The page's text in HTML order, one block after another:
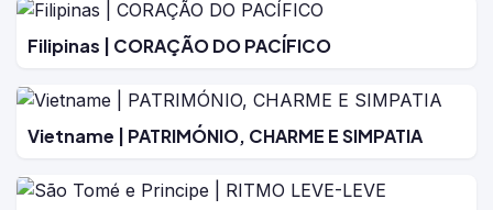
Filipinas | CORAÇÃO DO PACÍFICO
Vietname | PATRIMÓNIO, CHARME E SIMPATIA